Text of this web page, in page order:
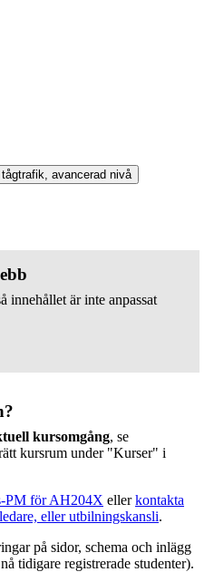
avancerad nivå
innehållet är inte anpassat
kursomgång, se
kursrum under "Kurser" i
PM för AH204X ellerkontakta
eller utbilningskansli.
på sidor, schema och inlägg
tidigare registrerade studenter).